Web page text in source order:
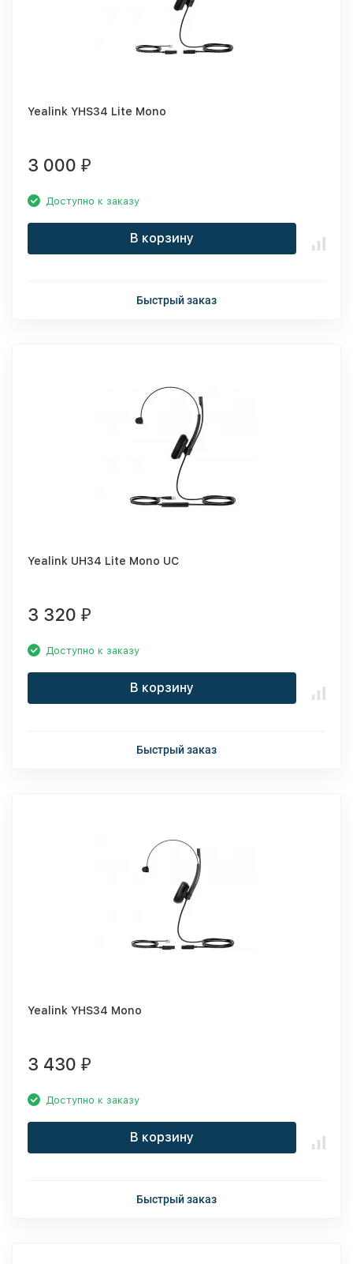
Yealink YHS34 Lite Mono
3 000 ₽
Доступно к заказу
В корзину
Быстрый заказ
Yealink UH34 Lite Mono UC
3 320 ₽
Доступно к заказу
В корзину
Быстрый заказ
Yealink YHS34 Mono
3 430 ₽
Доступно к заказу
В корзину
Быстрый заказ